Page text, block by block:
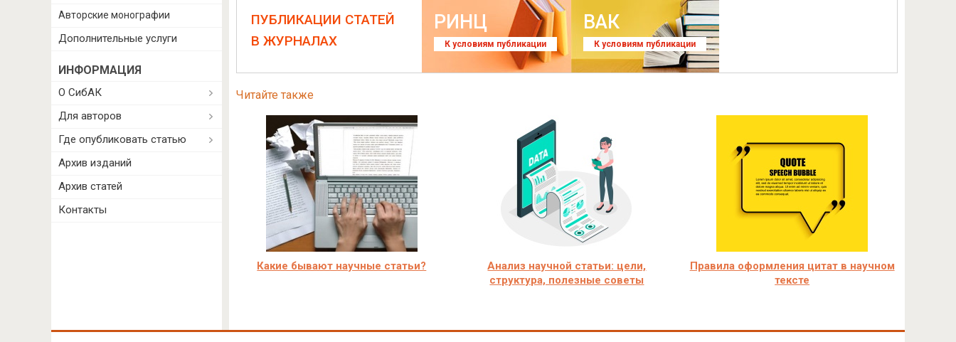
ПУБЛИКАЦИИ СТАТЕЙ
В ЖУРНАЛАХ
РИНЦ
К условиям публикации
ВАК
К условиям публикации
Читайте также
Какие бывают научные статьи?
Анализ научной статьи: цели,
структура, полезные советы
Правила оформления цитат в научном
тексте
Авторские монографии
Дополнительные услуги
ИНФОРМАЦИЯ
О СибАК
Для авторов
Где опубликовать статью
Архив изданий
Архив статей
Контакты